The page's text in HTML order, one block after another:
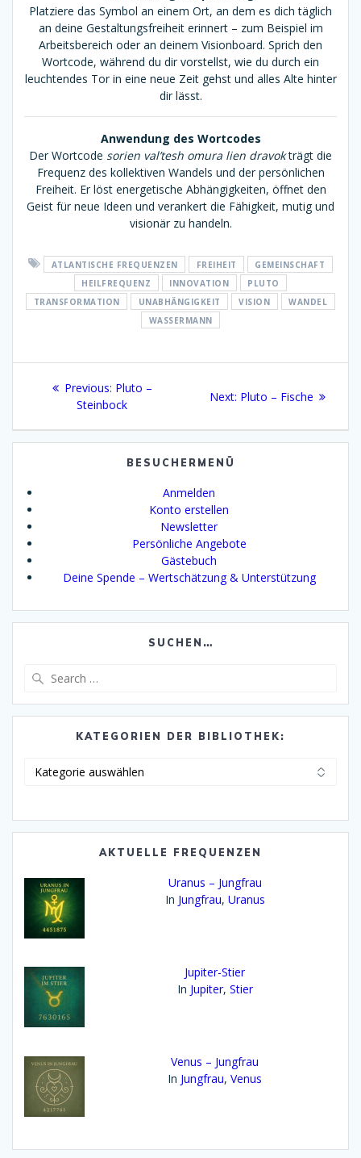
Platziere das Symbol an einem Ort, an dem es dich täglich
an deine Gestaltungsfreiheit erinnert – zum Beispiel im
Arbeitsbereich oder an deinem Visionboard. Sprich den
Wortcode, während du dir vorstellst, wie du durch ein
leuchtendes Tor in eine neue Zeit gehst und alles Alte hinter
dir lässt.
Anwendung des Wortcodes
Der Wortcode sorien val’tesh omura lien dravokträgt die
Frequenz des kollektiven Wandels und der persönlichen
Freiheit. Er löst energetische Abhängigkeiten, öffnet den
Geist für neue Ideen und verankert die Fähigkeit, mutig und
visionär zu handeln.
ATLANTISCHE FREQUENZEN FREIHEIT
GEMEINSCHAFT
HEILFREQUENZ
INNOVATION
PLUTO
TRANSFORMATION
UNABHÄNGIGKEIT VISION
WANDEL
WASSERMANN
Beitragsnavigation
Previous: Previous
post:
Pluto –
Steinbock
Next: Next
Pluto – Fische
BESUCHERMENÜ
Anmelden
Konto erstellen
Newsletter
Persönliche Angebote
Gästebuch
Deine Spende – Wertschätzung & Unterstützung
SUCHEN…
KATEGORIEN DER BIBLIOTHEK:
AKTUELLE FREQUENZEN
Uranus – Jungfrau
In Jungfrau, Uranus
Jupiter-Stier
In Jupiter, Stier
Venus – Jungfrau
In Jungfrau,Venus